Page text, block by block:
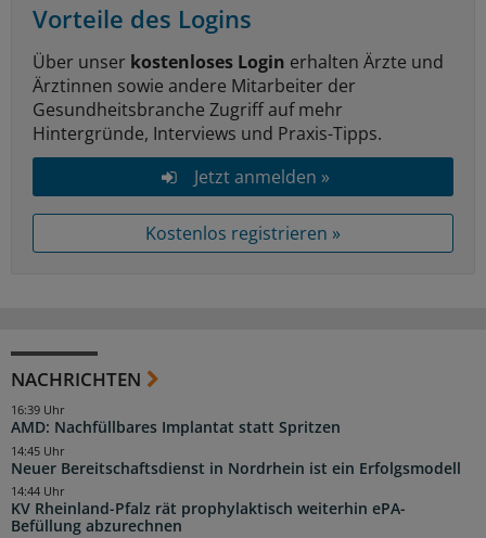
Vorteile des Logins
Über unser kostenloses Login erhalten Ärzte und
Ärztinnen sowie andere Mitarbeiter der
Gesundheitsbranche Zugriff auf mehr
Hintergründe, Interviews und Praxis-Tipps.
Jetzt anmelden »
Kostenlos registrieren »
NACHRICHTEN
AMD: Nachfüllbares Implantat statt Spritzen
16:39 Uhr
Neuer Bereitschaftsdienst in Nordrhein ist ein Erfolgsmodell
14:45 Uhr
KV Rheinland-Pfalz rät prophylaktisch weiterhin ePA-
Befüllung abzurechnen
14:44 Uhr